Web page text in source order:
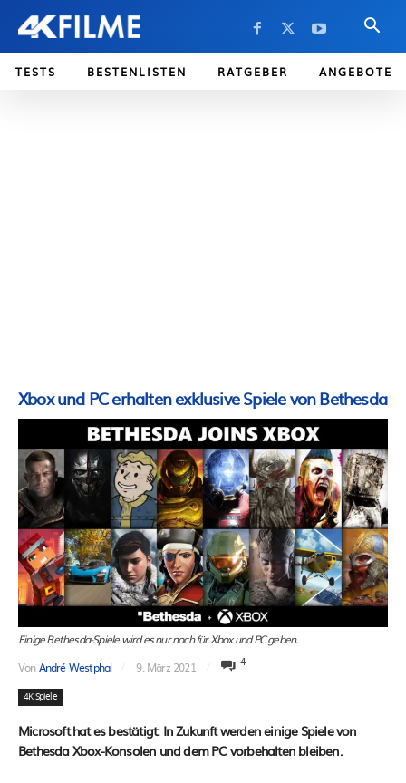
TESTS BESTENLISTEN RATGEBER ANGEBOTE
Xbox und PC erhalten exklusive Spiele von Bethesda
Einige Bethesda-Spiele wird es nur noch für Xbox und PC geben.
VonAndré Westphal 9. März 2021 4
4K Spiele
Microsoft hat es bestätigt: In Zukunft werden einige Spiele von
Bethesda Xbox-Konsolen und dem PC vorbehalten bleiben.